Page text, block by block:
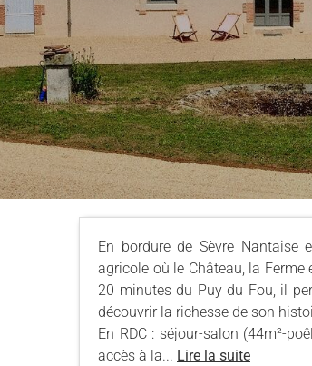
En bordure de Sèvre Nantaise
agricole où le Château, la
20 minutes du Puy du Fou, il
découvrir la richesse de son
En RDC : séjour-salon (44m²-
accès à la... Lire la suite